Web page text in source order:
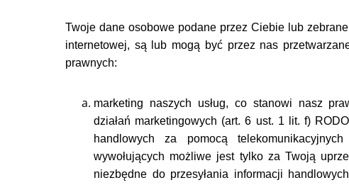
Twoje dane osobowe podane przez Ciebie lub
internetowej, są lub mogą być przez nas
prawnych:
marketing naszych usług, co stanowi nasz
działań marketingowych (art. 6 ust. 1 lit. f)
handlowych za pomocą
wywołujących możliwe jest tylko za Twoją
niezbędne do przesyłania informacji